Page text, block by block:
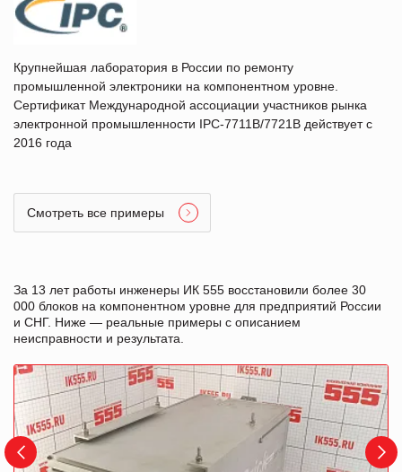
Крупнейшая лаборатория в России по ремонту
промышленной электроники на компонентном уровне.
Сертификат Международной ассоциации участников рынка
электронной промышленности IPC-7711B/7721B действует с
2016 года
Смотреть все примеры
За 13 лет работы инженеры ИК 555 восстановили более 30
000 блоков на компонентном уровне для предприятий России
и СНГ. Ниже — реальные примеры с описанием
неисправности и результата.